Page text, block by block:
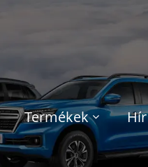
Termékek Hír